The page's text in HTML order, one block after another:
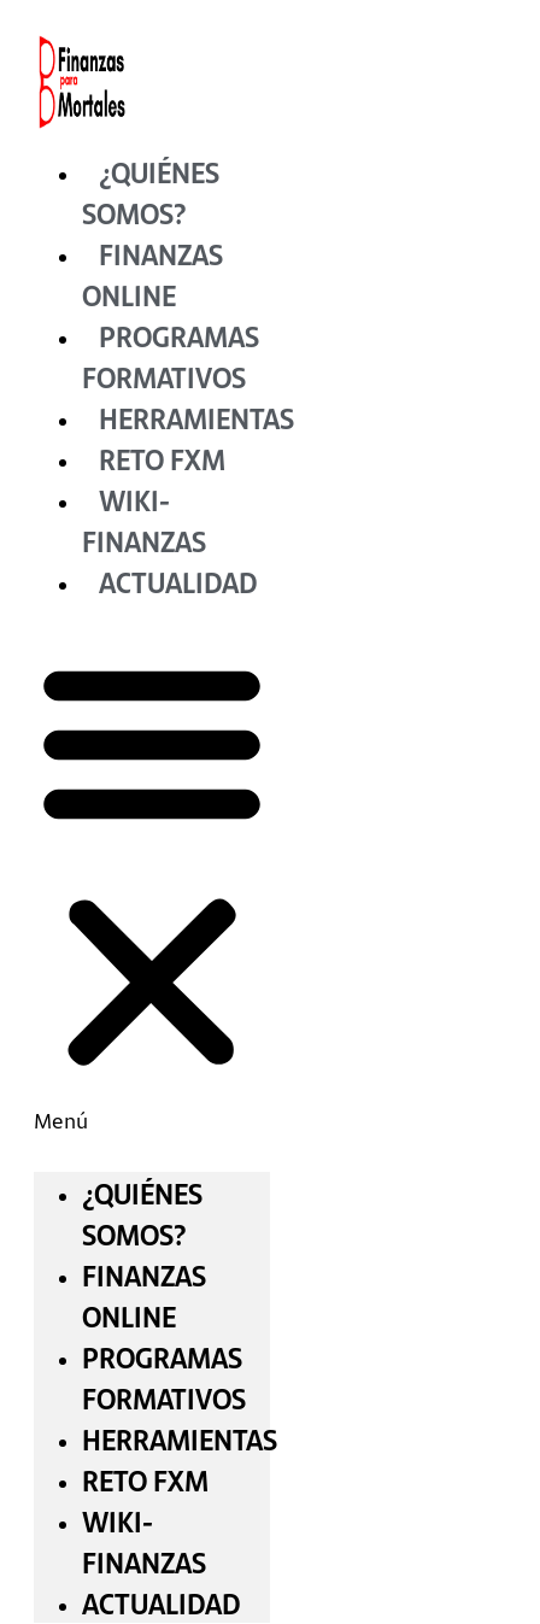
contenido
¿QUIÉNES
SOMOS?
FINANZAS
ONLINE
PROGRAMAS
FORMATIVOS
HERRAMIENTAS
RETO FXM
WIKI-
FINANZAS
ACTUALIDAD
Menú
¿QUIÉNES
SOMOS?
FINANZAS
ONLINE
PROGRAMAS
FORMATIVOS
HERRAMIENTAS
RETO FXM
WIKI-
FINANZAS
ACTUALIDAD